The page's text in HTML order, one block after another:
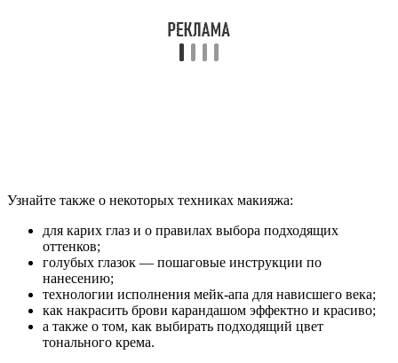
Узнайте также о некоторых техниках макияжа:
для карих глаз и о правилах выбора подходящих
оттенков;
голубых глазок — пошаговые инструкции по
нанесению;
технологии исполнения мейк-апа для нависшего века;
как накрасить брови карандашом эффектно и красиво;
а также о том, как выбирать подходящий цвет
тонального крема.